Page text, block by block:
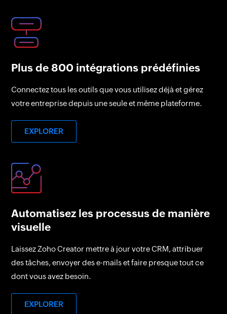
Plus de 800 intégrations prédéfinies
Connectez tous les outils que vous utilisez déjà et gérez
votre entreprise depuis une seule et même plateforme.
EXPLORER
Automatisez les processus de manière
visuelle
Laissez Zoho Creator mettre à jour votre CRM, attribuer
des tâches, envoyer des e-mails et faire presque tout ce
dont vous avez besoin.
EXPLORER